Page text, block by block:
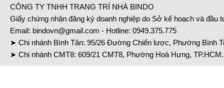
CÔNG TY TNHH TRANG TRÍ NHÀ BINDO
Giấy chứng nhận đăng ký doanh nghiệp do Sở kế hoạch và đầu
Email: bindovn@gmail.com - Hotline: 0949.375.775
➤ Chi nhánh Bình Tân: 95/26 Đường Chiến lược, Phường Bình
➤ Chi nhánh CMT8: 609/21 CMT8, Phường Hoà Hưng,